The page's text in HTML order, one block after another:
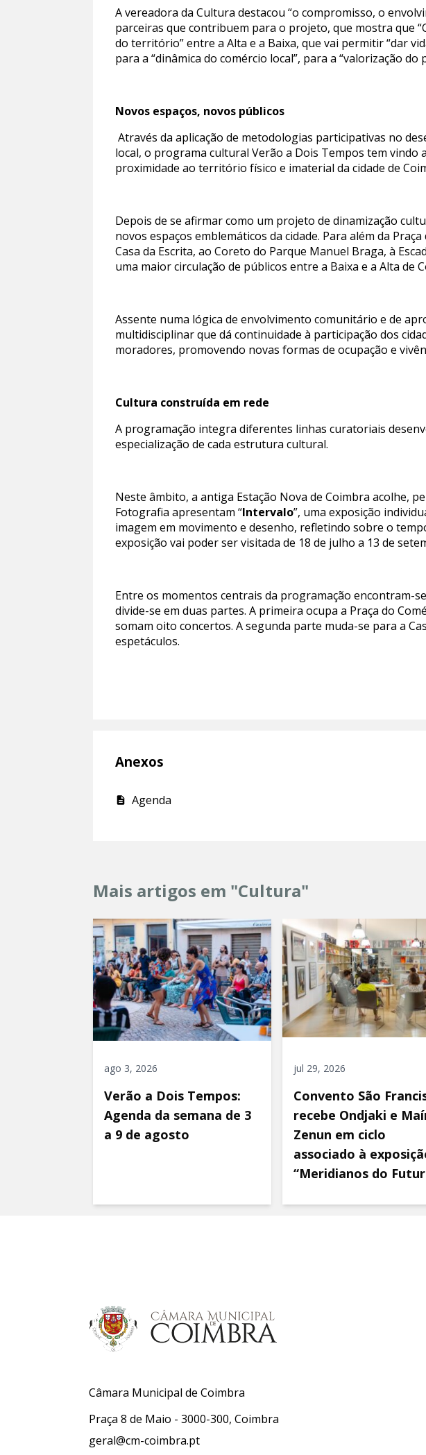
A vereadora da Cultura destacou “o compromisso, o
parceiras que contribuem para o projeto, que mostra que
do território” entre a Alta e a Baixa, que vai permitir “dar
para a “dinâmica do comércio local”, para a “valorização
Novos espaços, novos públicos
Através da aplicação de metodologias participativas no
local, o programa cultural Verão a Dois Tempos tem
proximidade ao território físico e imaterial da cidade de
Depois de se afirmar como um projeto de dinamização
novos espaços emblemáticos da cidade. Para além da
Casa da Escrita, ao Coreto do Parque Manuel Braga, à
uma maior circulação de públicos entre a Baixa e a Alta de
Assente numa lógica de envolvimento comunitário e de
multidisciplinar que dá continuidade à participação dos
moradores, promovendo novas formas de ocupação e
Cultura construída em rede
A programação integra diferentes linhas curatoriais
especialização de cada estrutura cultural.
Neste âmbito, a antiga Estação Nova de Coimbra acolhe,
Fotografia apresentam “Intervalo”, uma exposição
imagem em movimento e desenho, refletindo sobre o
exposição vai poder ser visitada de 18 de julho a 13 de
Entre os momentos centrais da programação encontram-
divide-se em duas partes. A primeira ocupa a Praça do
somam oito concertos. A segunda parte muda-se para a
espetáculos.
Anexos
Agenda
Mais artigos em "Cultura"
ago 3, 2026
Verão a Dois Tempos:
Agenda da semana de 3
a 9 de agosto
jul 29, 2026
Convento São
recebe Ondjaki e
Zenun em ciclo
associado à
“Meridianos do
Câmara Municipal de Coimbra
Praça 8 de Maio - 3000-300, Coimbra
geral@cm-coimbra.pt